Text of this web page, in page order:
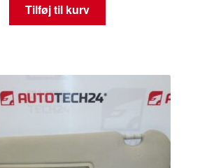
Tilføj til kurv